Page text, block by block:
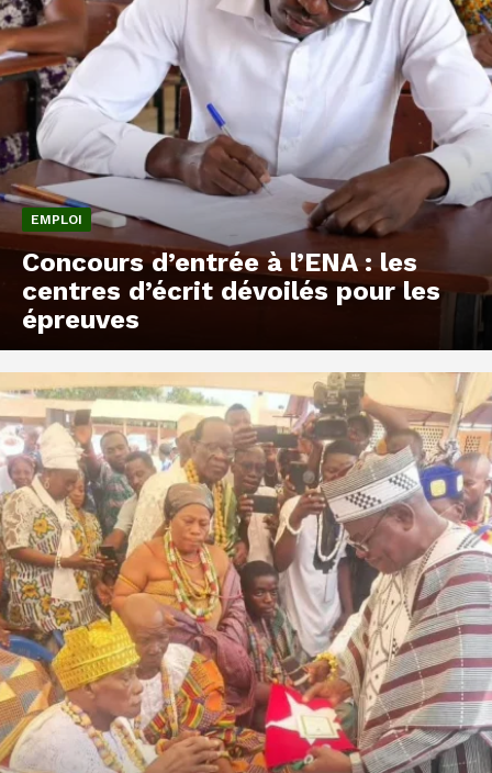
EMPLOI
Concours d’entrée à l’ENA : les
centres d’écrit dévoilés pour les
épreuves